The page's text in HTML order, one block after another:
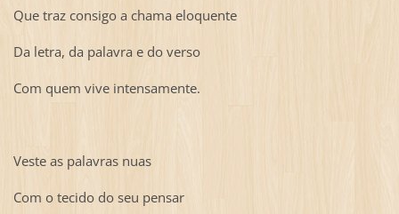
Que traz consigo a chama eloquente
Da letra, da palavra e do verso
Com quem vive intensamente.
Veste as palavras nuas
Com o tecido do seu pensar